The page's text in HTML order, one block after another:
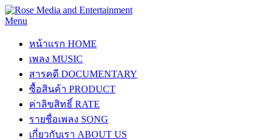
Menu
หน้าแรก HOME
เพลง MUSIC
สารคดี DOCUMENTARY
ซื้อสินค้า PRODUCT
ค่าลิขสิทธิ์ RATE
รายชื่อเพลง SONG
เกี่ยวกับเรา ABOUT US